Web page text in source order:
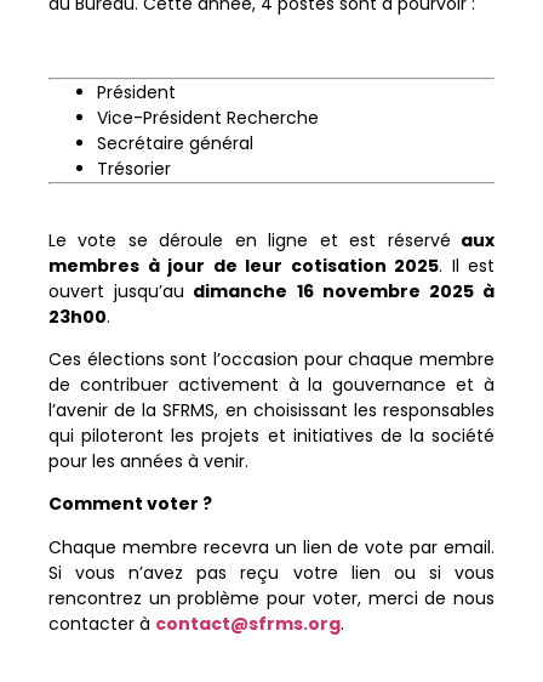
Président
Vice-Président Recherche
Secrétaire général
Trésorier
Le vote se déroule en ligne et est réservé aux
membres à jour de leur cotisation 2025. Il est
ouvert jusqu’au dimanche 16 novembre 2025 à
23h00.
Ces élections sont l’occasion pour chaque membre
de contribuer activement à la gouvernance et à
l’avenir de la SFRMS, en choisissant les responsables
qui piloteront les projets et initiatives de la société
pour les années à venir.
Comment voter ?
Chaque membre recevra un lien de vote par email.
Si vous n’avez pas reçu votre lien ou si vous
rencontrez un problème pour voter, merci de nous
contacter à contact@sfrms.org.